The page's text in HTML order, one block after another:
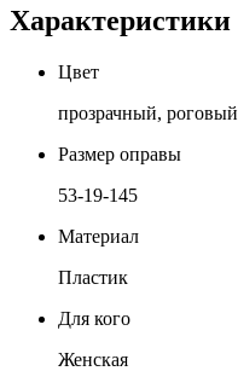
Характеристики
Цвет
прозрачный, роговый
Размер оправы
53-19-145
Материал
Пластик
Для кого
Женская